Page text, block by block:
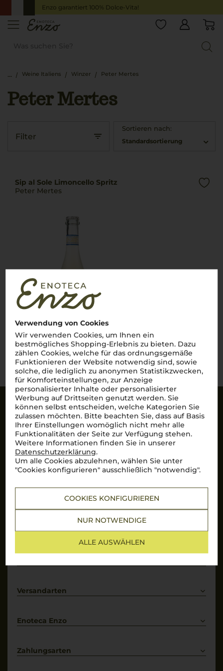
Verwendung von Cookies
Wir verwenden Cookies, um Ihnen ein
bestmögliches Shopping-Erlebnis zu bieten. Dazu
zählen Cookies, welche für das ordnungsgemäße
Funktionieren der Website notwendig sind, sowie
solche, die lediglich zu anonymen Statistikzwecken,
für Komforteinstellungen, zur Anzeige
personalisierter Inhalte oder personalisierter
Werbung auf Drittseiten genutzt werden. Sie
können selbst entscheiden, welche Kategorien Sie
zulassen möchten. Bitte beachten Sie, dass auf Basis
Ihrer Einstellungen womöglich nicht mehr alle
Funktionalitäten der Seite zur Verfügung stehen.
Weitere Informationen finden Sie in unserer
Datenschutzerklärung.
Um alle Cookies abzulehnen, wählen Sie unter
"Cookies konfigurieren" ausschließlich "notwendig".
COOKIES KONFIGURIEREN
NUR NOTWENDIGE
ALLE AUSWÄHLEN
Enzo garantiert 100% Dolce-Vita!
Weine Italiens Winzer Peter Mertes
Peter Mertes
Filter
Sortieren nach:
Standardsortierung
Sip al Sole Limoncello Spritz
Peter Mertes
Lebensmittel­angaben
Sicherheit
SSL-Daten­verschlüs­selung: Ihre Daten können
nicht von Unbe­fugten gelesen werden.
Hervorragend
Mehr Informationen
Top Links
Kontakt
Versandarten
Enoteca Enzo
Bewertungs-Richtlinien
Zahlungsarten